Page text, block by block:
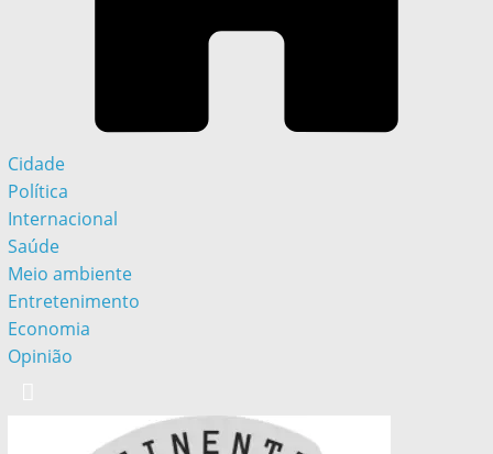
Cidade
Política
Internacional
Saúde
Meio ambiente
Entretenimento
Economia
Opinião